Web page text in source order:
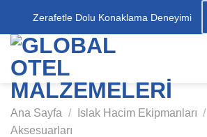
Zerafetle Dolu Konaklama Deneyimi
Ana Sayfa / Islak Hacim Ekipmanları /
Aksesuarları